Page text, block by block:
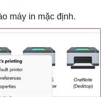
máy in mặc định.